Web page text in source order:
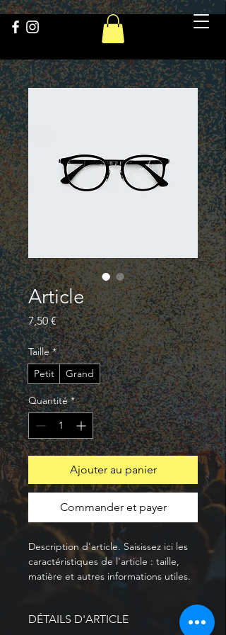
Article
7,50 €Prix
Taille *
Petit
Grand
Quantité *
Ajouter au panier
Commander et payer
Description d'article. Saisissez ici les
caractéristiques de l'article : taille,
matière et autres informations utiles.
DÉTAILS D'ARTICLE